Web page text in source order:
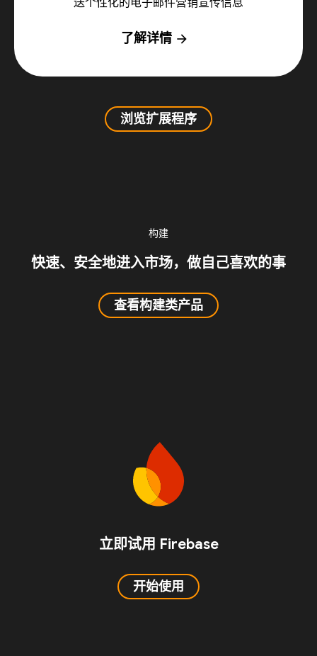
送个性化的电子邮件营销宣传信息
了解详情 arrow_forward
浏览扩展程序
构建
快速、安全地进入市场，做自己喜欢的事
查看构建类产品
立即试用 Firebase
开始使用